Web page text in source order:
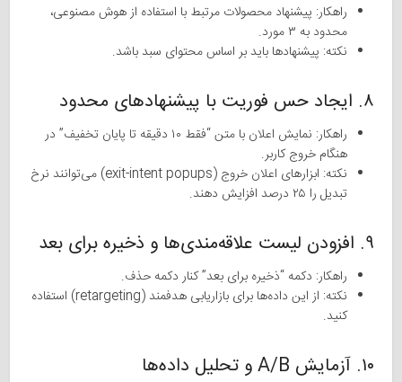
راهکار: پیشنهاد محصولات مرتبط با استفاده از هوش مصنوعی،
محدود به ۳ مورد.
نکته: پیشنهادها باید بر اساس محتوای سبد باشد.
۸. ایجاد حس فوریت با پیشنهادهای محدود
راهکار: نمایش اعلان با متن “فقط ۱۰ دقیقه تا پایان تخفیف” در
هنگام خروج کاربر.
نکته: ابزارهای اعلان خروج (exit-intent popups) می‌توانند نرخ
تبدیل را ۲۵ درصد افزایش دهند.
۹. افزودن لیست علاقه‌مندی‌ها و ذخیره برای بعد
راهکار: دکمه “ذخیره برای بعد” کنار دکمه حذف.
نکته: از این داده‌ها برای بازاریابی هدفمند (retargeting) استفاده
کنید.
۱۰. آزمایش A/B و تحلیل داده‌ها